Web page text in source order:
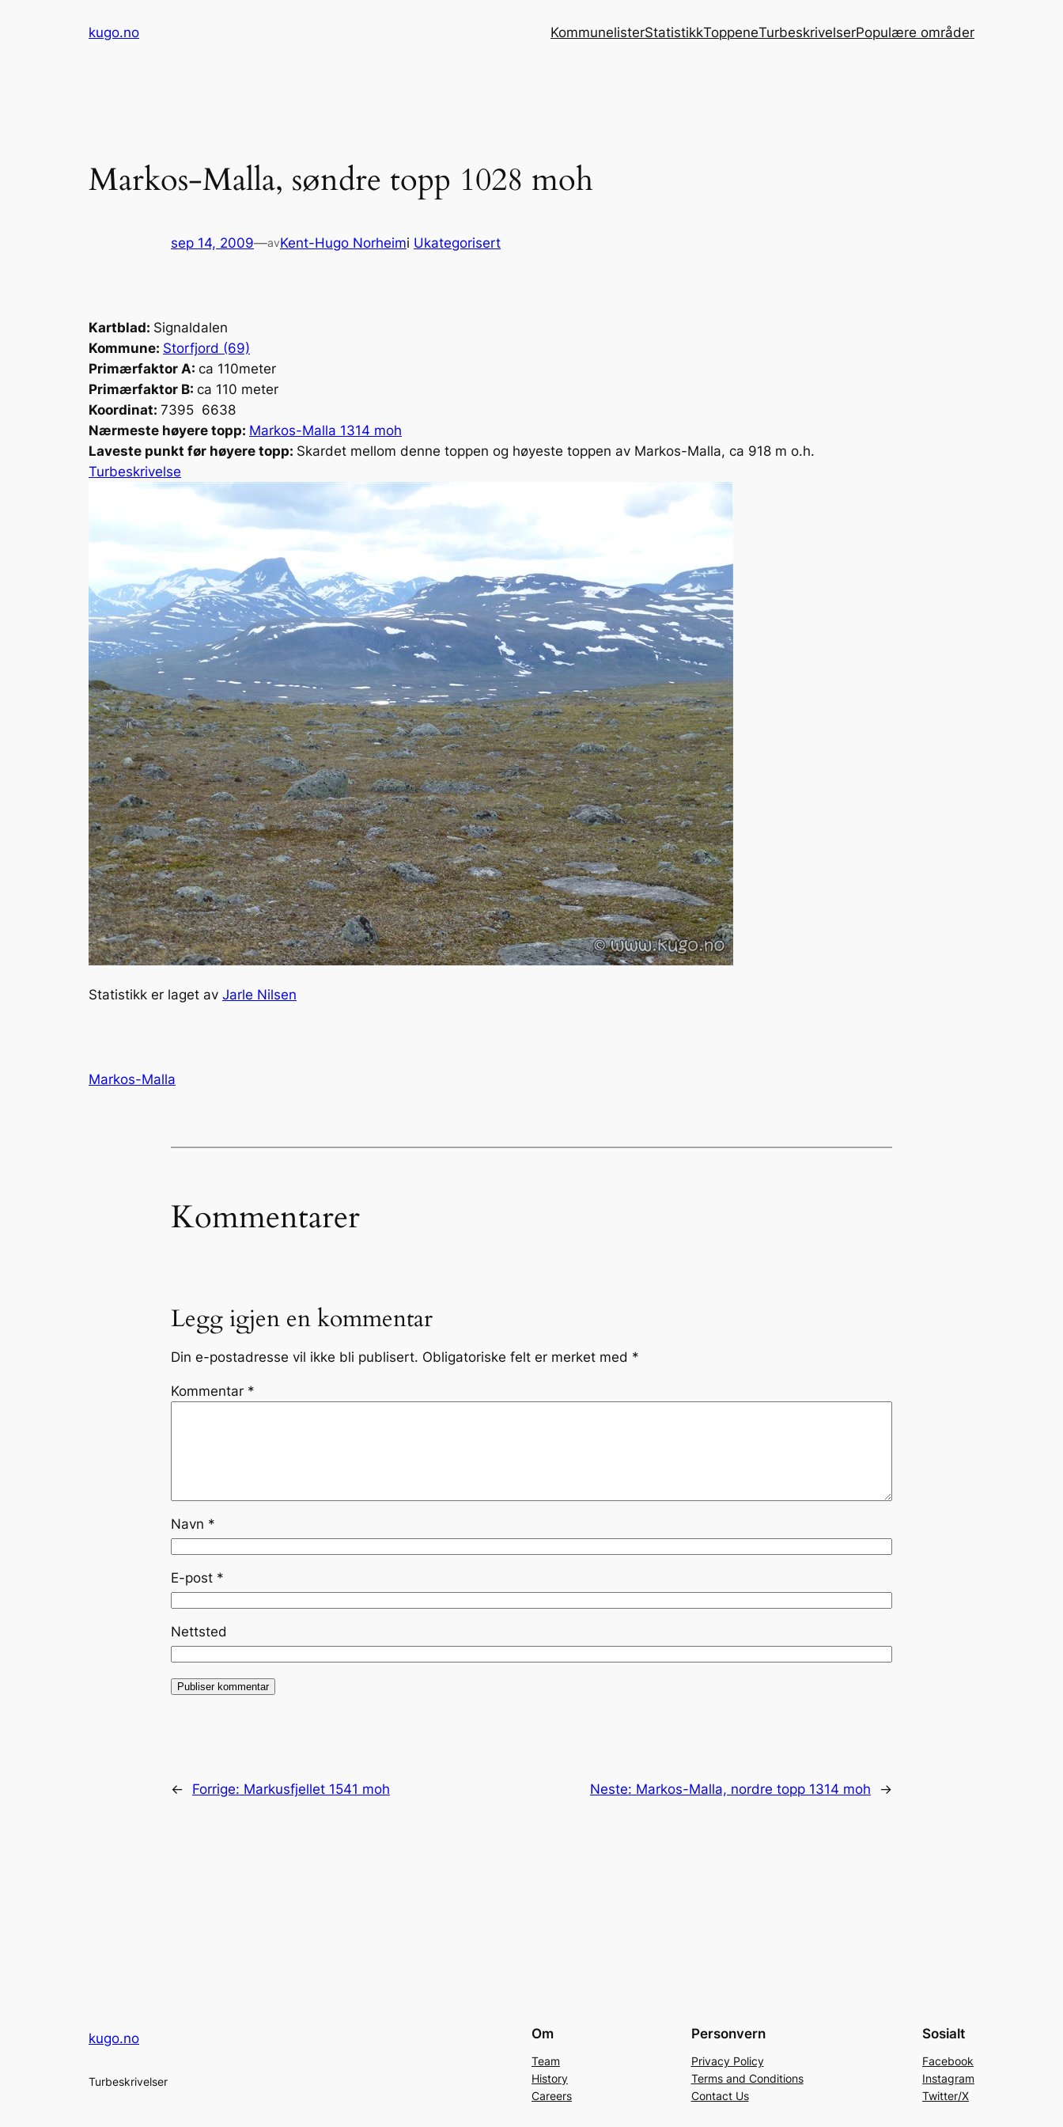
kugo.no KommunelisterStatistikkToppeneTurbeskrivelserPopulære områder
Markos-Malla, søndre topp 1028 moh
sep 14, 2009—avKent-Hugo Norheimi Ukategorisert
Kartblad: Signaldalen
Kommune: Storfjord (69)
Primærfaktor A: ca 110meter
Primærfaktor B: ca 110 meter
Koordinat: 7395 6638
Nærmeste høyere topp: Markos-Malla 1314 moh
Laveste punkt før høyere topp: Skardet mellom denne toppen og høyeste toppen av Markos-Malla, ca 918 m o.h.
Turbeskrivelse
Statistikk er laget av Jarle Nilsen
Markos-Malla
Kommentarer
Legg igjen en kommentar
Din e-postadresse vil ikke bli publisert. Obligatoriske felt er merket med *
Kommentar *
Navn *
E-post *
Nettsted
← Forrige: Markusfjellet 1541 moh Neste: Markos-Malla, nordre topp 1314 moh →
kugo.no
Turbeskrivelser
Om
Team
History
Careers
Personvern
Privacy Policy
Terms and Conditions
Contact Us
Sosialt
Facebook
Instagram
Twitter/X